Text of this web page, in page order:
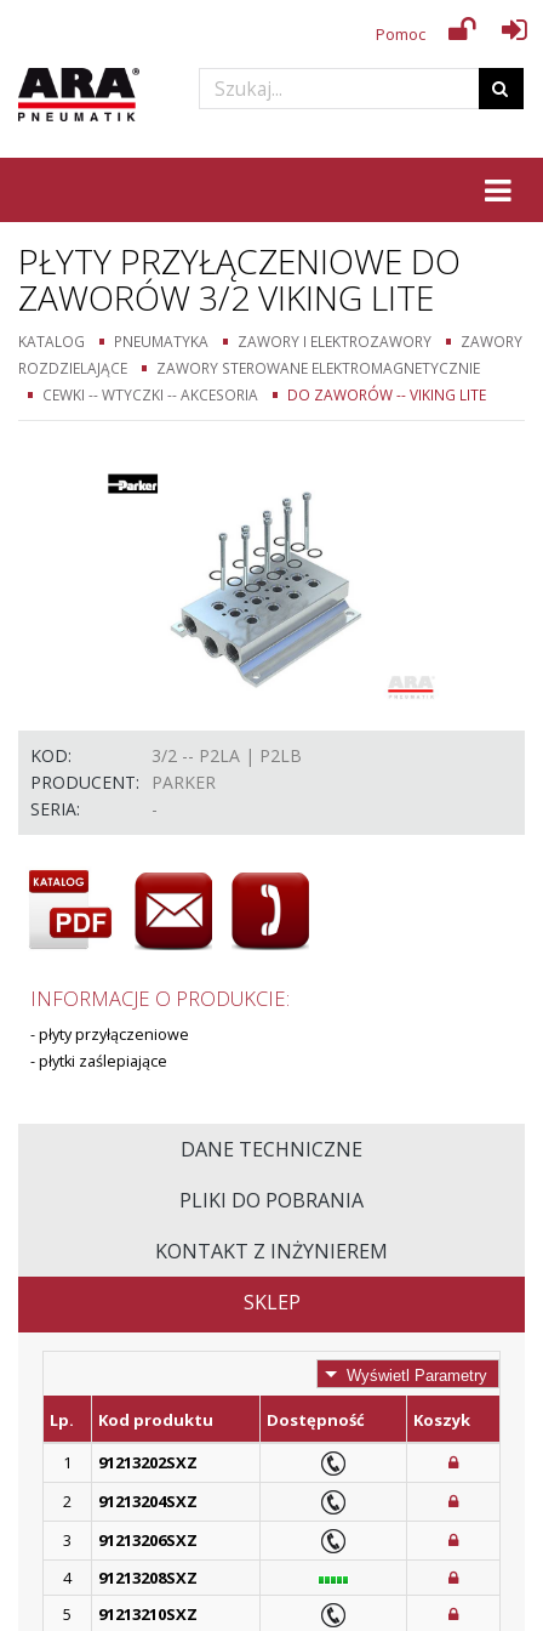
Pomoc
PŁYTY PRZYŁĄCZENIOWE DO
ZAWORÓW 3/2 VIKING LITE
KATALOG PNEUMATYKA ZAWORY I ELEKTROZAWORY
ZAWORY
ROZDZIELAJĄCE
ZAWORY STEROWANE ELEKTROMAGNETYCZNIE
CEWKI -- WTYCZKI -- AKCESORIA
DO ZAWORÓW -- VIKING LITE
KOD:
3/2 -- P2LA | P2LB
PRODUCENT:
PARKER
SERIA:
-
INFORMACJE O PRODUKCIE:
- płyty przyłączeniowe
- płytki zaślepiające
DANE TECHNICZNE
PLIKI DO POBRANIA
KONTAKT Z INŻYNIEREM
SKLEP
Wyświetl Parametry
Lp. Kod produktu Dostępność
Koszyk
1
91213202SXZ
2
91213204SXZ
3
91213206SXZ
4
91213208SXZ
5
91213210SXZ